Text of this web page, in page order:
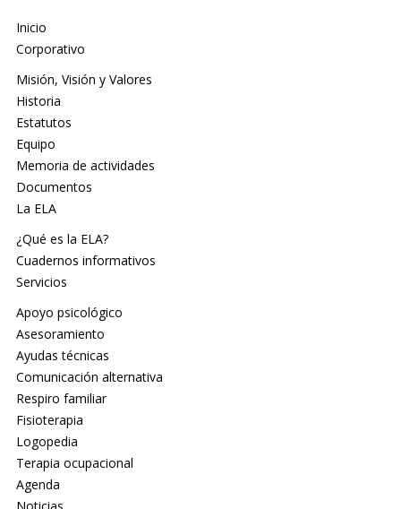
Inicio
Corporativo
Misión, Visión y Valores
Historia
Estatutos
Equipo
Memoria de actividades
Documentos
La ELA
¿Qué es la ELA?
Cuadernos informativos
Servicios
Apoyo psicológico
Asesoramiento
Ayudas técnicas
Comunicación alternativa
Respiro familiar
Fisioterapia
Logopedia
Terapia ocupacional
Agenda